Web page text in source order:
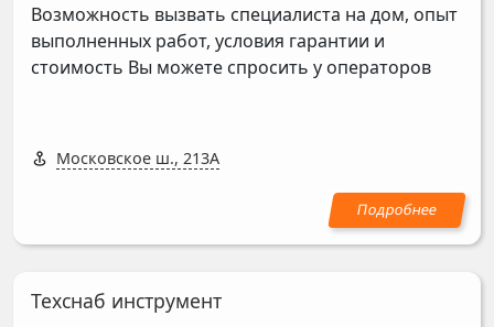
Возможность вызвать специалиста на дом, опыт
выполненных работ, условия гарантии и
стоимость Вы можете спросить у операторов
Московское ш., 213А
Техснаб инструмент